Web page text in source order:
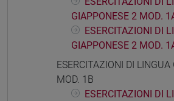
GIAPPONESE 2 MOD.
ESERCITAZIONI DI
GIAPPONESE 2 MOD.
ESERCITAZIONI DI LINGUA
MOD. 1B
ESERCITAZIONI DI